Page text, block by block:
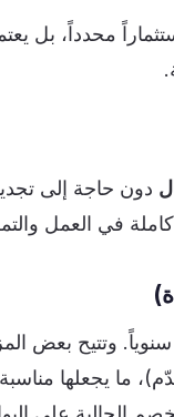
محدداً، بل
دون حاجة إلى
في العمل
وتتيح بعض
ما يجعلها مناسبة